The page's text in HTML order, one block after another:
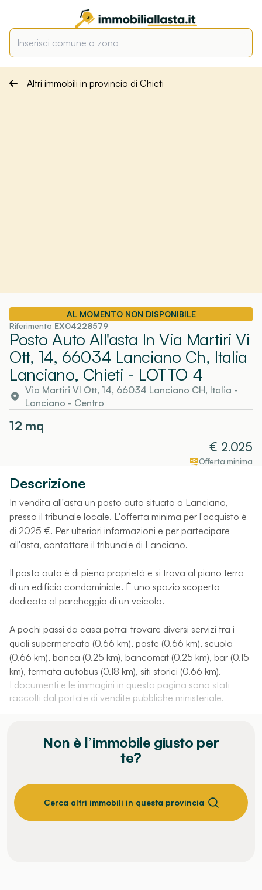
Altri immobili in provincia di Chieti
AL MOMENTO NON DISPONIBILE
Riferimento EX04228579
Posto Auto All'asta In Via Martiri Vi
Ott, 14, 66034 Lanciano Ch, Italia
Lanciano, Chieti - LOTTO 4
Via Martiri VI Ott, 14, 66034 Lanciano CH, Italia -
Lanciano - Centro
12 mq
€ 2.025
Offerta minima
Descrizione
In vendita all'asta un posto auto situato a Lanciano,
presso il tribunale locale. L'offerta minima per l'acquisto è
di 2025 €. Per ulteriori informazioni e per partecipare
all'asta, contattare il tribunale di Lanciano.
Il posto auto è di piena proprietà e si trova al piano terra
di un edificio condominiale. È uno spazio scoperto
dedicato al parcheggio di un veicolo.
A pochi passi da casa potrai trovare diversi servizi tra i
quali supermercato (0.66 km), poste (0.66 km), scuola
(0.66 km), banca (0.25 km), bancomat (0.25 km), bar (0.15
km), fermata autobus (0.18 km), siti storici (0.66 km).
I documenti e le immagini in questa pagina sono stati
raccolti dal portale di vendite pubbliche ministeriale.
Non è l’immobile giusto per
te?
Cerca altri immobili in questa provincia